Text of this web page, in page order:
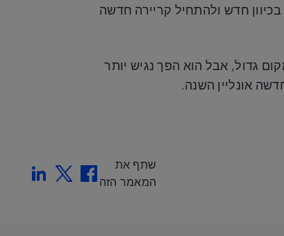
ללכת בכיוון חדש ולהתחיל קריירה חדשה
העולם הוא מקום גדול, אבל הוא הפך נגיש יותר
אונליין השנה.
שתף את
המאמר הזה Facebook
Twitter